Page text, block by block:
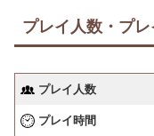
プレイ人数・プレ
プレイ人数
プレイ時間